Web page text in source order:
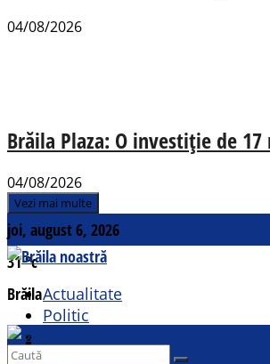
04/08/2026
Brăila Plaza: O investiție de
04/08/2026
Vezi mai multe
joi, august 6, 2026
31°c
Brăila
Contact
Actualitate
Politic